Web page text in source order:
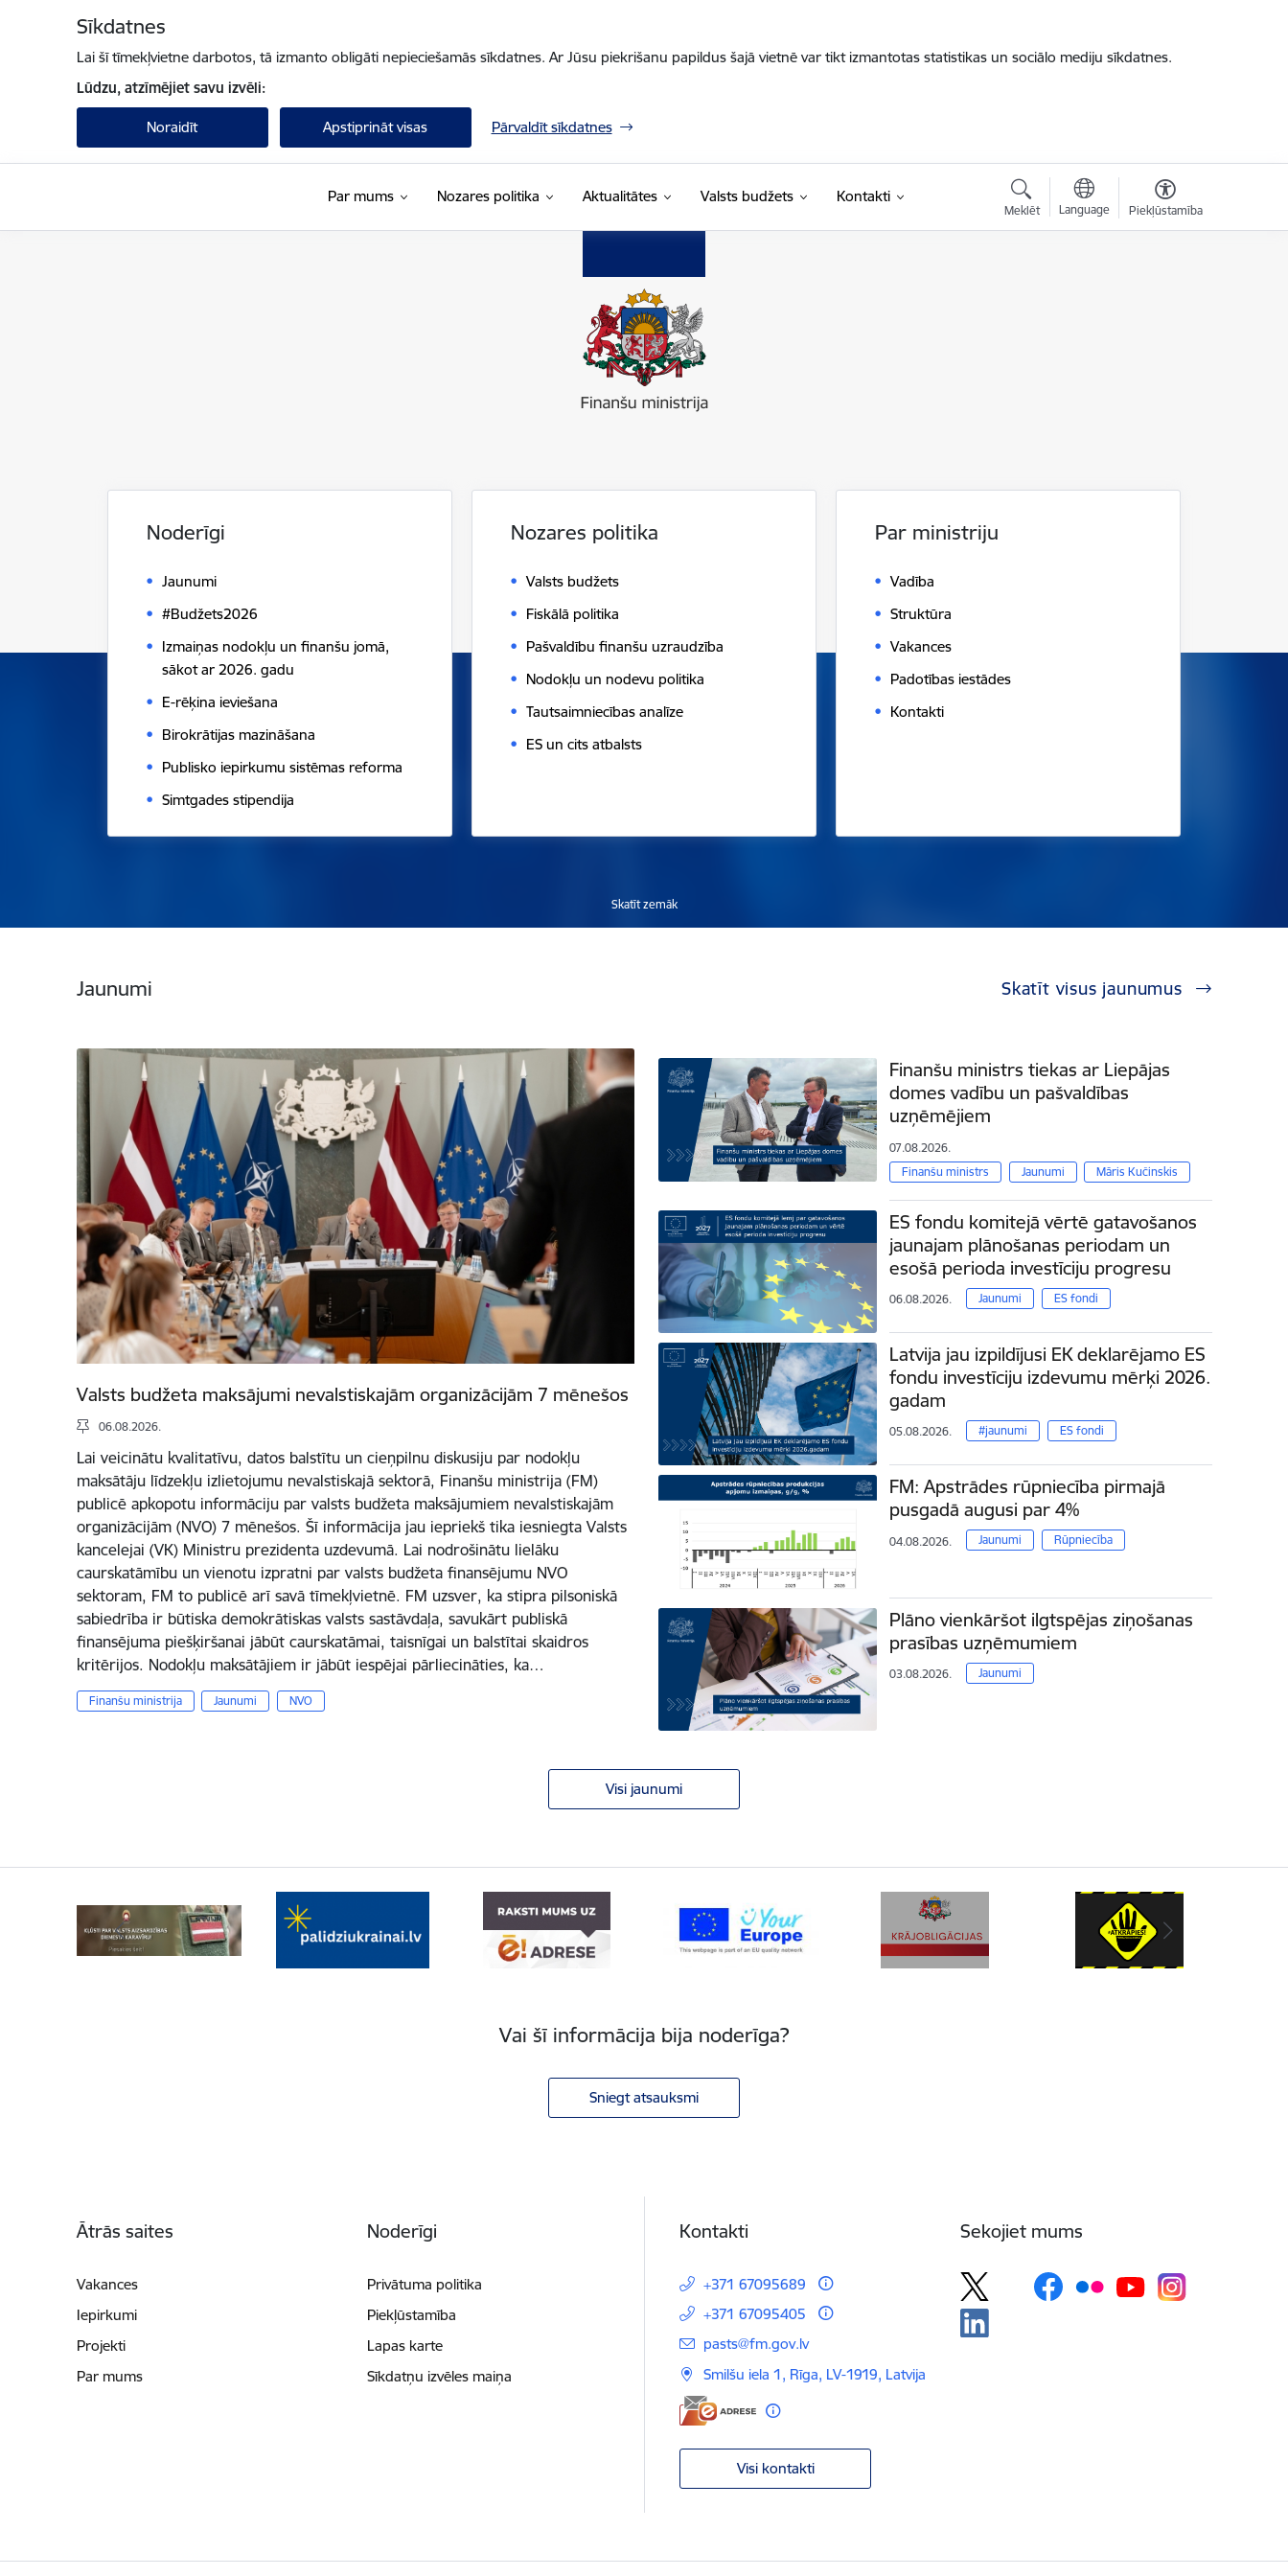
Sīkdatnes
Lai šī tīmekļvietne darbotos, tā izmanto obligāti nepieciešamās sīkdatnes. Ar Jūsu piekrišanu papildus šajā vietnē var tikt izmantotas statistikas un sociālo mediju sīkdatnes.
Lūdzu, atzīmējiet savu izvēli:
Noraidīt Apstiprināt visas Pārvaldīt sīkdatnes
Par mums Nozares politika Aktualitātes Valsts budžets Kontakti
Meklēt Language Piekļūstamība
Noderīgi
Jaunumi
#Budžets2026
Izmaiņas nodokļu un finanšu jomā,
sākot ar 2026. gadu
E-rēķina ieviešana
Birokrātijas mazināšana
Publisko iepirkumu sistēmas reforma
Simtgades stipendija
Nozares politika
Valsts budžets
Fiskālā politika
Pašvaldību finanšu uzraudzība
Nodokļu un nodevu politika
Tautsaimniecības analīze
ES un cits atbalsts
Par ministriju
Vadība
Struktūra
Vakances
Padotības iestādes
Kontakti
Skatīt zemāk
Jaunumi Skatīt visus jaunumus
Valsts budžeta maksājumi nevalstiskajām organizācijām 7 mēnešos
06.08.2026.
Lai veicinātu kvalitatīvu, datos balstītu un cieņpilnu diskusiju par nodokļu
maksātāju līdzekļu izlietojumu nevalstiskajā sektorā, Finanšu ministrija (FM)
publicē apkopotu informāciju par valsts budžeta maksājumiem nevalstiskajām
organizācijām (NVO) 7 mēnešos. Šī informācija jau iepriekš tika iesniegta Valsts
kancelejai (VK) Ministru prezidenta uzdevumā. Lai nodrošinātu lielāku
caurskatāmību un vienotu izpratni par valsts budžeta finansējumu NVO
sektoram, FM to publicē arī savā tīmekļvietnē. FM uzsver, ka stipra pilsoniskā
sabiedrība ir būtiska demokrātiskas valsts sastāvdaļa, savukārt publiskā
finansējuma piešķiršanai jābūt caurskatāmai, taisnīgai un balstītai skaidros
kritērijos. Nodokļu maksātājiem ir jābūt iespējai pārliecināties, ka…
Finanšu ministrija Jaunumi NVO
Finanšu ministrs tiekas ar Liepājas
domes vadību un pašvaldības
uzņēmējiem
07.08.2026.
Finanšu ministrs
Jaunumi Māris Kučinskis
ES fondu komitejā vērtē gatavošanos
jaunajam plānošanas periodam un
esošā perioda investīciju progresu
06.08.2026. Jaunumi ES fondi
Latvija jau izpildījusi EK deklarējamo ES
fondu investīciju izdevumu mērķi 2026.
gadam
05.08.2026. #jaunumi ES fondi
FM: Apstrādes rūpniecība pirmajā
pusgadā augusi par 4%
04.08.2026. Jaunumi Rūpniecība
Plāno vienkāršot ilgtspējas ziņošanas
prasības uzņēmumiem
03.08.2026. Jaunumi
Visi jaunumi
Vai šī informācija bija noderīga?
Sniegt atsauksmi
Ātrās saites
Vakances
Iepirkumi
Projekti
Par mums
Noderīgi
Privātuma politika
Piekļūstamība
Lapas karte
Sīkdatņu izvēles maiņa
Kontakti
+371 67095689
+371 67095405
E-pasts:
pasts@fm.gov.lv
Smilšu iela 1, Rīga, LV-1919, Latvija
Visi kontakti
Sekojiet mums